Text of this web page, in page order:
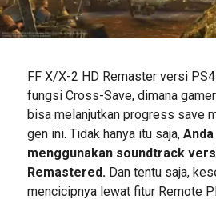
FF X/X-2 HD Remaster versi
fungsi Cross-Save, dimana
bisa melanjutkan progress save
gen ini. Tidak hanya itu saja,
menggunakan soundtrack
Remastered.Dan tentu saja,
mencicipnya lewat fitur Remote